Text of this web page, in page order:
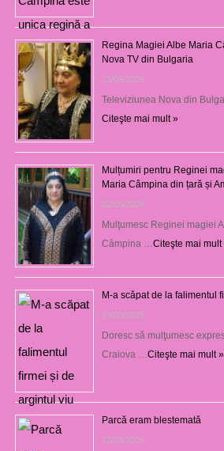
Regina Magiei Albe Maria
Nova TV din Bulgaria
23/05/2025
Televiziunea Nova din
Citeşte mai mult »
Mulțumiri pentru Reginei
Maria Câmpina din țară și
22/05/2025
Mulţumesc Reginei magiei
Câmpina … Citeşte mai mult
M-a scăpat de la falimentul
13/03/2025
Doresc să mulţumesc
Craiova … Citeşte mai mult »
Parcă eram blestemată
12/03/2025